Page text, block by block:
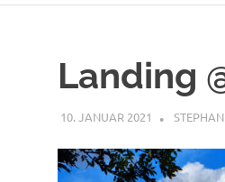
Landing
10. JANUAR 2021 STEPHAN